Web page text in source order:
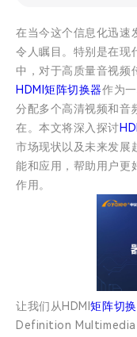
在当今这个信息化迅速
令人瞩目。特别是在现
中，对于高质量音视频
HDMI矩阵切换器作为
分配多个高清视频和音
在。本文将深入探讨
市场现状以及未来发展
能和应用，帮助用户更
作用。
让我们从HDMI矩阵切
Definition Multimedia